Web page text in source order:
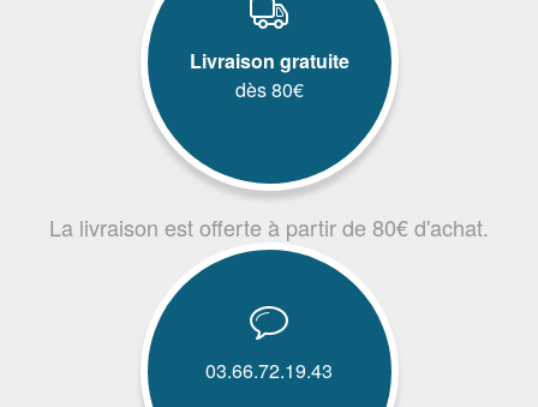
Livraison gratuite
dès 80€
La livraison est offerte à partir de 80€ d'achat.
03.66.72.19.43